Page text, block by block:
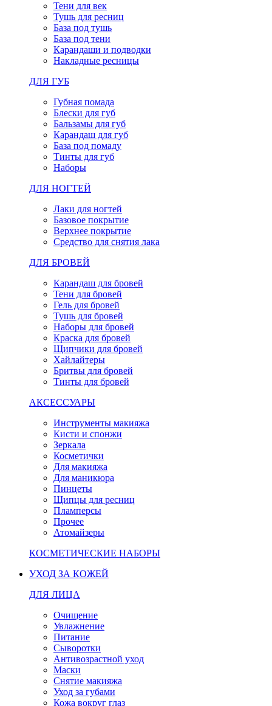
Тени для век
Тушь для ресниц
База под тушь
База под тени
Карандаши и подводки
Накладные ресницы
ДЛЯ ГУБ
Губная помада
Блески для губ
Бальзамы для губ
Карандаш для губ
База под помаду
Тинты для губ
Наборы
ДЛЯ НОГТЕЙ
Лаки для ногтей
Базовое покрытие
Верхнее покрытие
Средство для снятия лака
ДЛЯ БРОВЕЙ
Карандаш для бровей
Тени для бровей
Гель для бровей
Тушь для бровей
Наборы для бровей
Краска для бровей
Щипчики для бровей
Хайлайтеры
Бритвы для бровей
Тинты для бровей
АКСЕССУАРЫ
Инструменты макияжа
Кисти и спонжи
Зеркала
Косметички
Для макияжа
Для маникюра
Пинцеты
Щипцы для ресниц
Пламперсы
Прочее
Атомайзеры
КОСМЕТИЧЕСКИЕ НАБОРЫ
УХОД ЗА КОЖЕЙ
ДЛЯ ЛИЦА
Очищение
Увлажнение
Питание
Сыворотки
Антивозрастной уход
Маски
Снятие макияжа
Уход за губами
Кожа вокруг глаз